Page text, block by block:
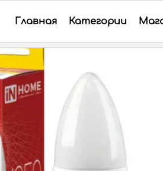
Главная Категории